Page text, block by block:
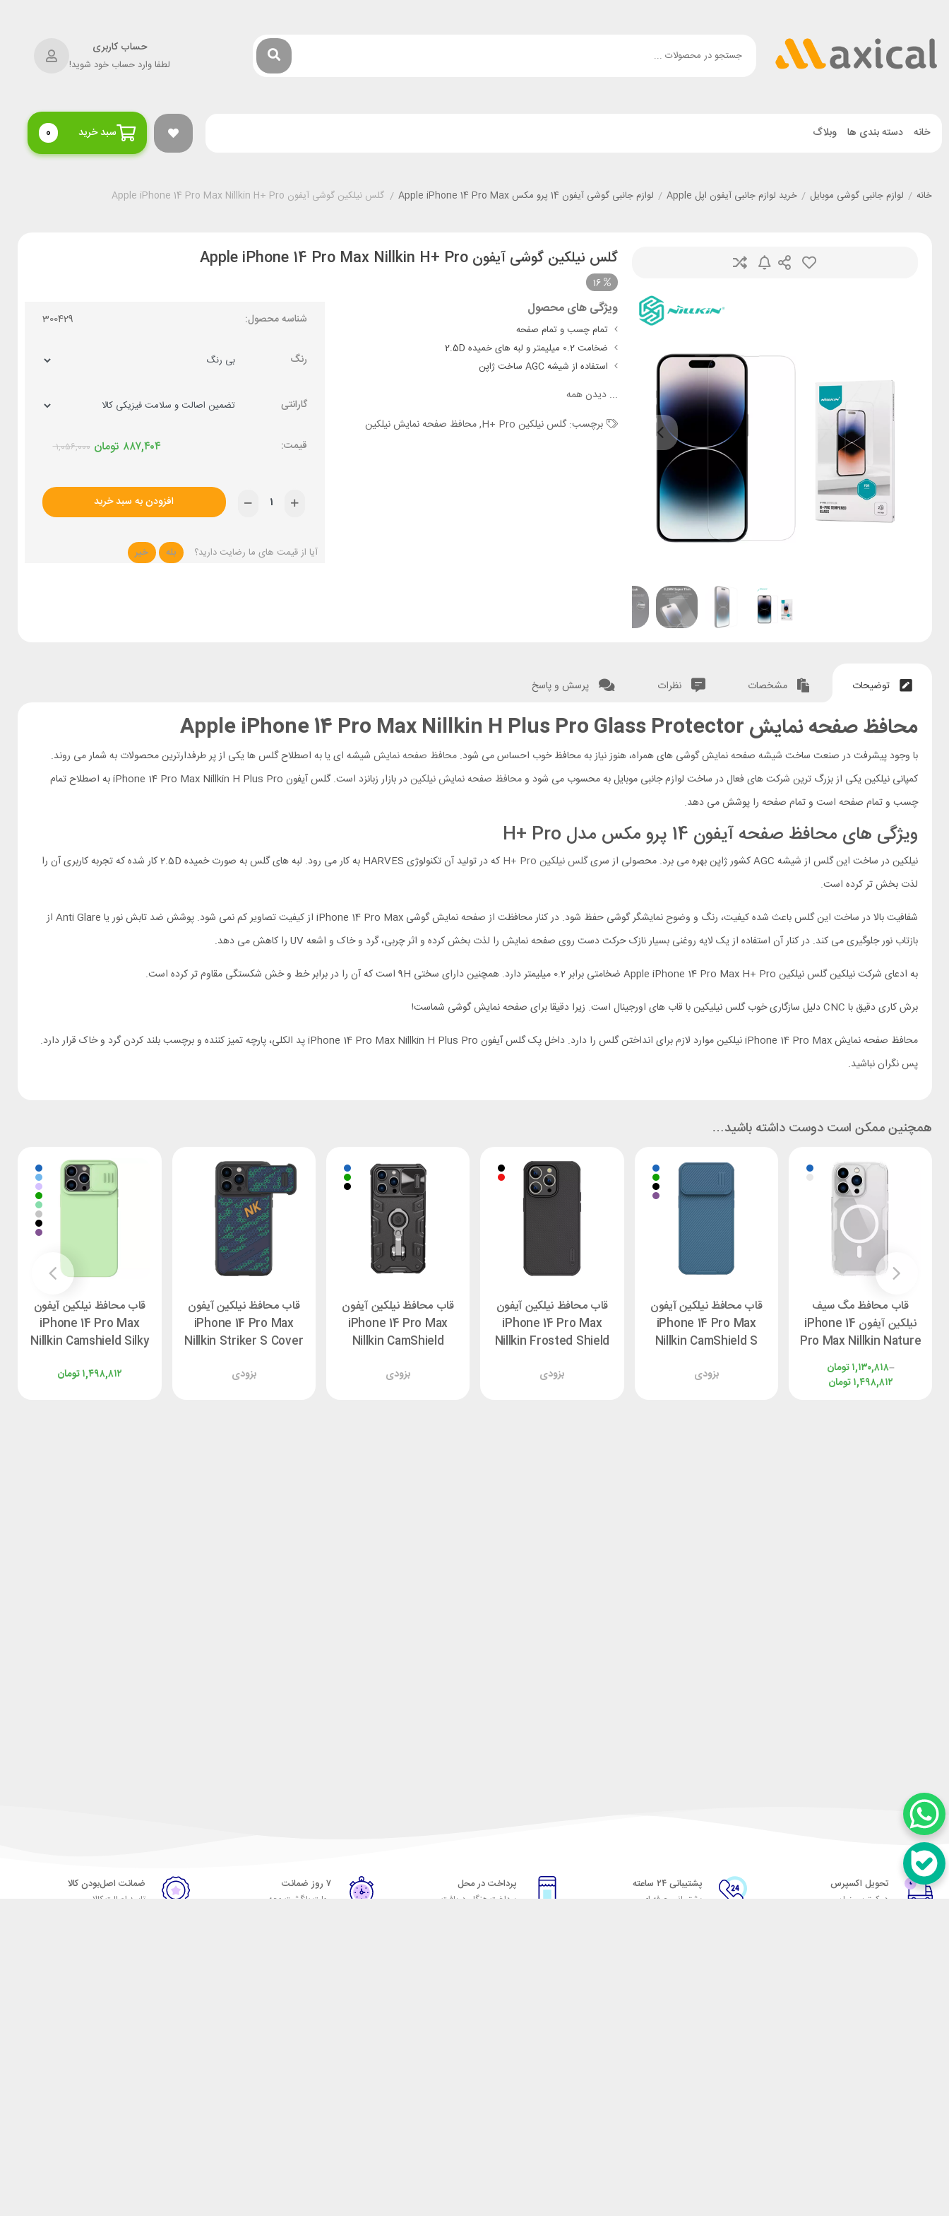
حساب کاربری
لطفا وارد حساب خود شوید!
خانه دسته بندی ها وبلاگ سبد خرید 0
خانه / لوازم جانبی گوشی موبایل / خرید لوازم جانبی آیفون اپل Apple / لوازم جانبی گوشی آیفون 14 پرو مکس Apple iPhone 14 Pro Max / گلس نیلکین گوشی آیفون Apple iPhone 14 Pro Max Nillkin H+ Pro
گلس نیلکین گوشی آیفون Apple iPhone 14 Pro Max Nillkin H+ Pro
16
ویژگی های محصول
تمام چسب و تمام صفحه
ضخامت 0.2 میلیمتر و لبه های خمیده 2.5D
استفاده از شیشه AGC ساخت ژاپن
...دیدن همه
برچسب:گلس نیلکین H+ Pro ,محافظ صفحه نمایش نیلکین
شناسه محصول: 300429
رنگ
گارانتی
۱,۰۵۶,۰۰۰ تومان ۸۸۷,۴۰۴
افزودن به سبد خرید
آیا از قیمت های ما رضایت دارید؟ بله خیر
توضیحات مشخصات نظرات پرسش و پاسخ
محافظ صفحه نمایش Apple iPhone 14 Pro Max Nillkin H Plus Pro Glass Protector
با وجود پیشرفت در صنعت ساخت شیشه صفحه نمایش گوشی های همراه، هنوز نیاز به محافظ خوب احساس می شود.محافظ صفحه نمایش شیشه ای یا به اصطلاح گلس ها یکی از پر طرفدارترین محصولات به شمار می روند.
کمپانی نیلکین یکی از بزرگ ترین شرکت های فعال در ساخت لوازم جانبی موبایل به محسوب می شود ومحافظ صفحه نمایش نیلکین
در بازار زبانزد است. گلس آیفون iPhone 14 Pro Max Nillkin H Plus Pro به اصطلاح تمام
چسب و تمام صفحه است و تمام صفحه را پوشش می دهد.
ویژگی های محافظ صفحه آیفون 14 پرو مکس مدل H+ Pro
نیلکین در ساخت این گلس از شیشه AGC کشور ژاپن بهره می برد. محصولی از سری گلس نیلکین H+ Pro
که در تولید آن تکنولوژی HARVES به کار می رود. لبه های گلس به صورت خمیده 2.5D کار شده که تجربه کاربری آن را
لذت بخش تر کرده است.
شفافیت بالا در ساخت این گلس باعث شده کیفیت، رنگ و وضوح نمایشگر گوشی حفظ شود. در کنار محافظت از صفحه نمایش گوشی iPhone 14 Pro Max از کیفیت تصاویر کم نمی شود. پوشش ضد تابش نور یا Anti Glare از
بازتاب نور جلوگیری می کند. در کنار آن استفاده از یک لایه روغنی بسیار نازک حرکت دست روی صفحه نمایش را لذت بخش کرده و اثر چربی، گرد و خاک و اشعه UV را کاهش می دهد.
به ادعای شرکت نیلکین گلس نیلکین Apple iPhone 14 Pro Max H+ Pro ضخامتی برابر 0.2 میلیمتر دارد. همچنین دارای سختی 9H است که آن را در برابر خط و خش شکستگی مقاوم تر کرده است.
برش کاری دقیق با CNC دلیل سازگاری خوب گلس نیلیکین با قاب های اورجینال است. زیرا دقیقا برای صفحه نمایش گوشی شماست!
محافظ صفحه نمایش iPhone 14 Pro Max نیلکین موارد لازم برای انداختن گلس را دارد. داخل پک گلس آیفون iPhone 14 Pro Max Nillkin H Plus Pro پد الکلی، پارچه تمیز کننده و برچسب بلند کردن گرد و خاک قرار دارد.
پس نگران نباشید.
همچنین ممکن است دوست داشته باشید…
قاب محافظ مگ سیف
نیلکین آیفون iPhone 14
Pro Max Nillkin Nature
TPU Pro Magnetic
تومان۱,۱۳۰,۸۱۸–
تومان۱,۴۹۸,۸۱۲
قاب محافظ نیلکین آیفون
iPhone 14 Pro Max
Nillkin CamShield S
بزودی
قاب محافظ نیلکین آیفون
iPhone 14 Pro Max
Nillkin Frosted Shield
بزودی
قاب محافظ نیلکین آیفون
iPhone 14 Pro Max
Nillkin CamShield
بزودی
قاب محافظ نیلکین آیفون
iPhone 14 Pro Max
Nillkin Striker S Cover
بزودی
قاب محافظ نیلکین آیفون
iPhone 14 Pro Max
Nillkin Camshield Silky
تومان۱,۴۹۸,۸۱۲
تحویل اکسپرس
در کمترین زمان
پشتیبانی ۲۴ ساعته
پشتیبانی حرفه ای
پرداخت در محل
پرداخت هنگام دریافت
۷ روز ضمانت
مهلت بازگشت وجه
ضمانت اصل‌بودن کالا
تایید اصالت کالا